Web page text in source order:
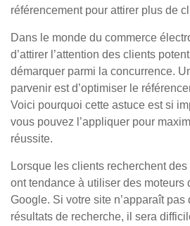
référencement pour attirer plus de
Dans le monde du commerce
d’attirer l’attention des clients
démarquer parmi la concurrence.
parvenir est d’optimiser le
Voici pourquoi cette astuce est si
vous pouvez l’appliquer pour
réussite.
Lorsque les clients recherchent
ont tendance à utiliser des moteurs
Google. Si votre site n’apparaît
résultats de recherche, il sera